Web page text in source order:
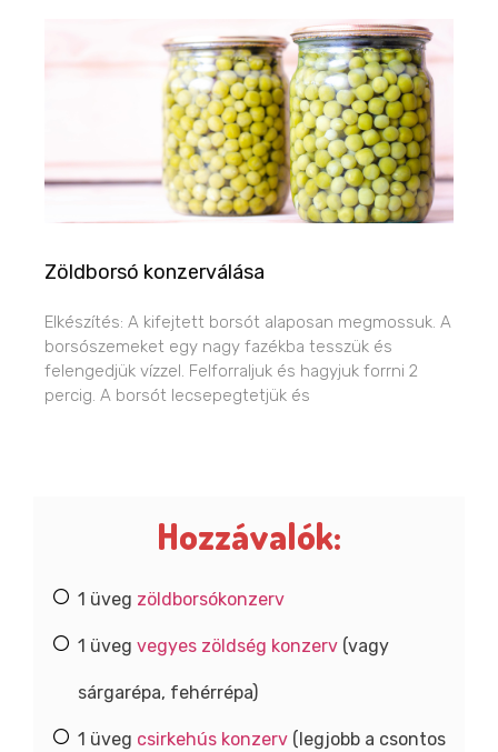
Zöldborsó konzerválása
Elkészítés: A kifejtett borsót alaposan megmossuk. A
borsószemeket egy nagy fazékba tesszük és
felengedjük vízzel. Felforraljuk és hagyjuk forrni 2
percig. A borsót lecsepegtetjük és
Hozzávalók:
1 üveg zöldborsókonzerv
1 üveg vegyes zöldség konzerv (vagy
sárgarépa, fehérrépa)
1 üveg csirkehús konzerv (legjobb a csontos